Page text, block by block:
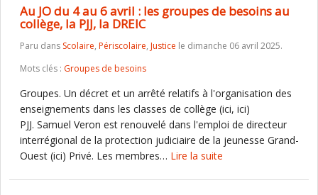
Au JO du 4 au 6 avril : les groupes de besoins au
collège, la PJJ, la DREIC
Paru dans Scolaire, Périscolaire, Justice le dimanche 06 avril 2025.
Mots clés : Groupes de besoins
Groupes. Un décret et un arrêté relatifs à l'organisation des
enseignements dans les classes de collège (ici, ici)
PJJ. Samuel Veron est renouvelé dans l'emploi de directeur
interrégional de la protection judiciaire de la jeunesse Grand-
Ouest (ici) Privé. Les membres… Lire la suite